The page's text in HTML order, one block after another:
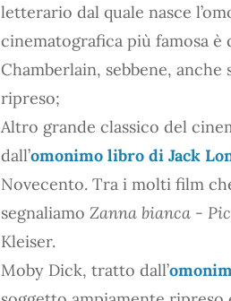
letterario dal quale nasce
cinematografica più famosa è
Chamberlain, sebbene,
ripreso;
Altro grande classico del
dall’omonimo libro di Jack
Novecento. Tra i molti film
segnaliamo Zanna bianca -
Kleiser.
Moby Dick, tratto dall’